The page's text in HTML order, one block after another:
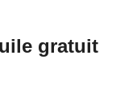
gratuit